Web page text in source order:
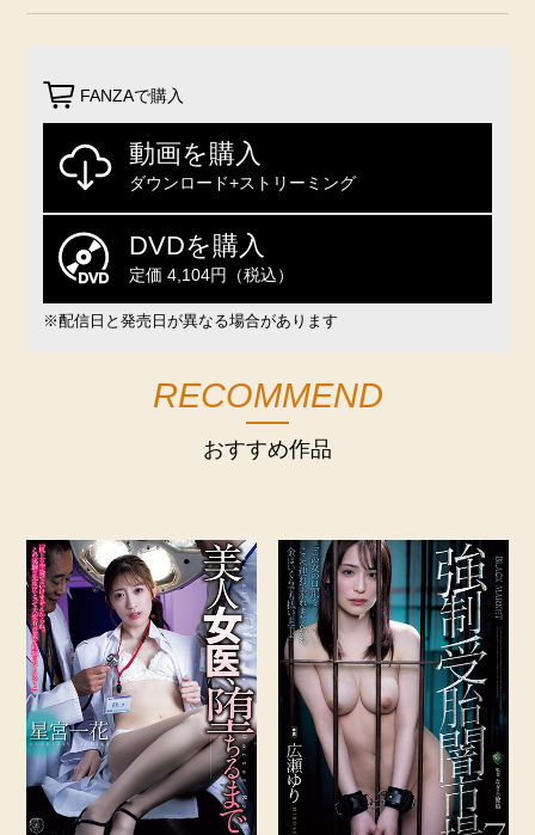
FANZAで購入
動画を購入
ダウンロード+ストリーミング
DVDを購入
定価 4,104円（税込）
※配信日と発売日が異なる場合があります
RECOMMEND
おすすめ作品